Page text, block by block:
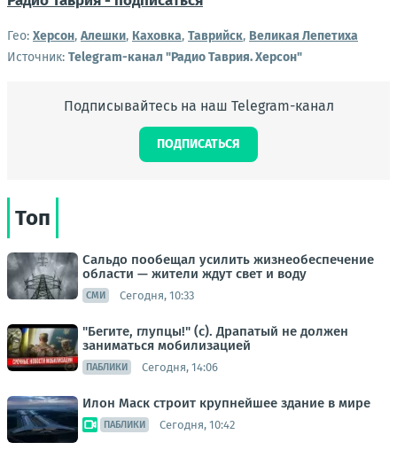
Гео: Херсон, Алешки, Каховка, Таврийск, Великая Лепетиха
Источник: Telegram-канал "Радио Таврия. Херсон"
Подписывайтесь на наш Telegram-канал
ПОДПИСАТЬСЯ
Топ
Сальдо пообещал усилить жизнеобеспечение
области — жители ждут свет и воду
СМИ Сегодня, 10:33
"Бегите, глупцы!" (с). Драпатый не должен
заниматься мобилизацией
ПАБЛИКИ Сегодня, 14:06
Илон Маск строит крупнейшее здание в мире
ПАБЛИКИ Сегодня, 10:42